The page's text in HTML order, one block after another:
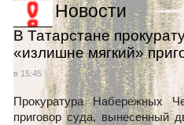
Новости
В Татарстане
«излишне мягкий»
в 15:45
Прокуратура Набережных
приговор суда, вынесенный